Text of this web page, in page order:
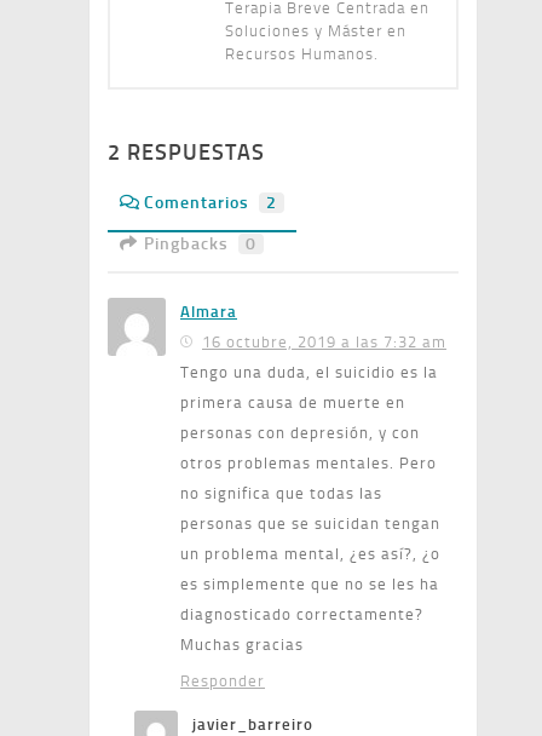
Terapia Breve Centrada en
Soluciones y Máster en
Recursos Humanos.
2 RESPUESTAS
Comentarios
2
Pingbacks
0
Almara
16 octubre, 2019 a las 7:32 am
Tengo una duda, el suicidio es la
primera causa de muerte en
personas con depresión, y con
otros problemas mentales. Pero
no significa que todas las
personas que se suicidan tengan
un problema mental, ¿es así?, ¿o
es simplemente que no se les ha
diagnosticado correctamente?
Muchas gracias
Responder
javier_barreiro